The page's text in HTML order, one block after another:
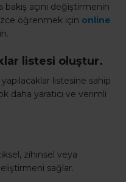
açını değiştirmenin
öğrenmek için online
listesi oluştur.
listesine sahip
daha yaratıcı ve verimli
zihinsel veya
sağlar.